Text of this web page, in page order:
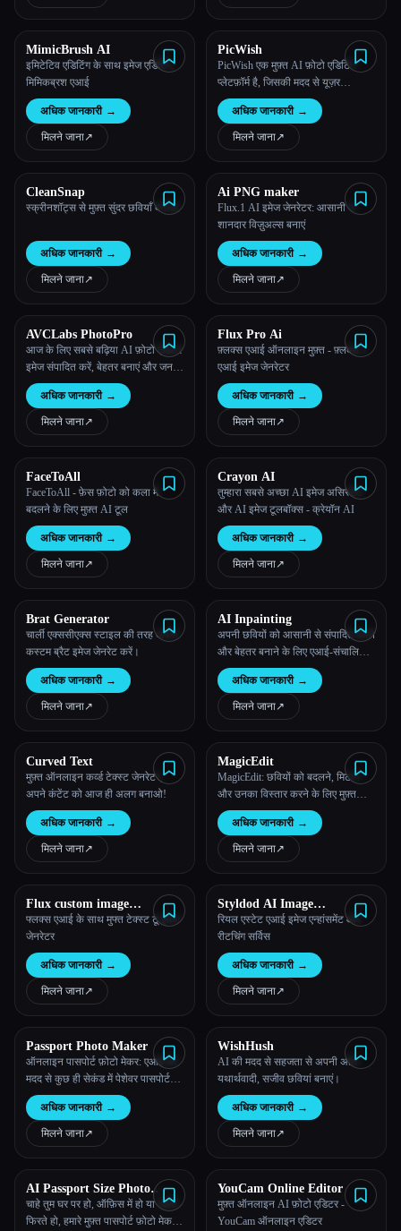
MimicBrush AI
इमिटेटिव एडिटिंग के साथ इमेज एडिटिंग,
मिमिकब्रश एआई
अधिक जानकारी →
मिलने जाना↗︎
PicWish
PicWish एक मुफ़्त AI फ़ोटो एडिटिंग
प्लेटफ़ॉर्म है, जिसकी मदद से यूज़र
फ़ोटोशॉप जैसे संपादन जल्दी और आसानी
से कर सकते हैं।
अधिक जानकारी →
मिलने जाना↗︎
CleanSnap
स्क्रीनशॉट्स से मुफ़्त सुंदर छवियाँ बनाओ
अधिक जानकारी →
मिलने जाना↗︎
Ai PNG maker
Flux.1 AI इमेज जेनरेटर: आसानी से
शानदार विज़ुअल्स बनाएं
अधिक जानकारी →
मिलने जाना↗︎
AVCLabs PhotoPro
आज के लिए सबसे बढ़िया AI फ़ोटो एडिटर
इमेज संपादित करें, बेहतर बनाएं और जनरेट
करें
अधिक जानकारी →
मिलने जाना↗︎
Flux Pro Ai
फ़्लक्स एआई ऑनलाइन मुफ़्त - फ़्लक्स.1
एआई इमेज जेनरेटर
अधिक जानकारी →
मिलने जाना↗︎
FaceToAll
FaceToAll - फ़ेस फ़ोटो को कला में
बदलने के लिए मुफ़्त AI टूल
अधिक जानकारी →
मिलने जाना↗︎
Crayon AI
तुम्हारा सबसे अच्छा AI इमेज असिस्टेंट
और AI इमेज टूलबॉक्स - क्रेयॉन AI
अधिक जानकारी →
मिलने जाना↗︎
Brat Generator
चार्ली एक्ससीएक्स स्टाइल की तरह अपनी
कस्टम ब्रैट इमेज जेनरेट करें।
अधिक जानकारी →
मिलने जाना↗︎
AI Inpainting
अपनी छवियों को आसानी से संपादित करने
और बेहतर बनाने के लिए एआई-संचालित
इनपेंटिंग का इस्तेमाल करें।
अधिक जानकारी →
मिलने जाना↗︎
Curved Text
मुफ़्त ऑनलाइन कर्व्ड टेक्स्ट जेनरेटर,
अपने कंटेंट को आज ही अलग बनाओ!
अधिक जानकारी →
मिलने जाना↗︎
MagicEdit
MagicEdit: छवियों को बदलने, मिटाने
और उनका विस्तार करने के लिए मुफ़्त
ऑनलाइन AI टूल
अधिक जानकारी →
मिलने जाना↗︎
Flux custom image
Generator
फ्लक्स एआई के साथ मुफ्त टेक्स्ट टू इमेज
जेनरेटर
अधिक जानकारी →
मिलने जाना↗︎
Styldod AI Image
Enhancement
रियल एस्टेट एआई इमेज एन्हांसमेंट और
रीटचिंग सर्विस
अधिक जानकारी →
मिलने जाना↗︎
Passport Photo Maker
ऑनलाइन पासपोर्ट फ़ोटो मेकर: एआई की
मदद से कुछ ही सेकंड में पेशेवर पासपोर्ट
फ़ोटो बनाएँ
अधिक जानकारी →
मिलने जाना↗︎
WishHush
AI की मदद से सहजता से अपनी अति-
यथार्थवादी, सजीव छवियां बनाएं।
अधिक जानकारी →
मिलने जाना↗︎
AI Passport Size Photo
Maker Free Online |
Supawork AI (No sign-up)
चाहे तुम घर पर हो, ऑफ़िस में हो या चलते-
फिरते हो, हमारे मुफ़्त पासपोर्ट फ़ोटो मेकर
YouCam Online Editor
मुफ़्त ऑनलाइन AI फ़ोटो एडिटर -
YouCam ऑनलाइन एडिटर